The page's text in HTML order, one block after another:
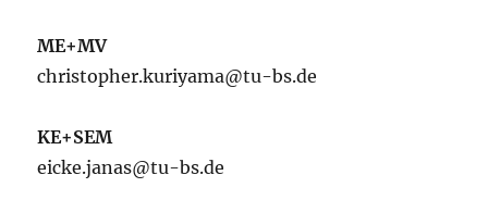
ME+MV
christopher.kuriyama@tu-bs.de
KE+SEM
eicke.janas@tu-bs.de